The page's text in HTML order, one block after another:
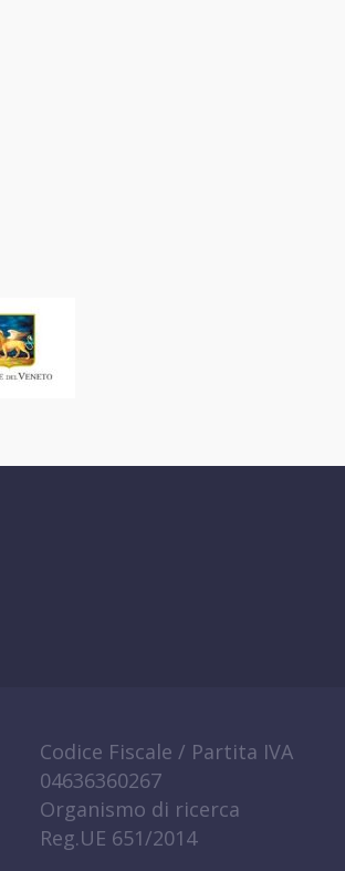
Codice Fiscale / Partita IVA
04636360267
Organismo di ricerca
Reg.UE 651/2014